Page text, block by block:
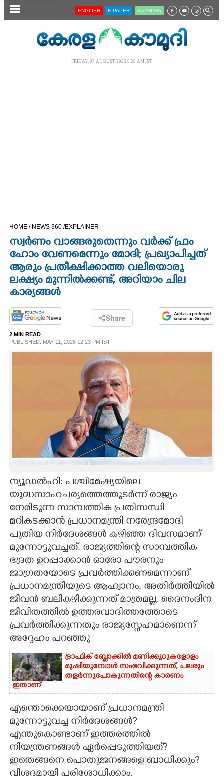
SECTIONS
OPINION
PHOTOS
LIFESTYLE
CARTOONS
LITERATURE
ZOOM
CONTACT US
ENGLISH E-PAPER KĀZHCHA
FRIDAY, 07 AUGUST 2026 9.58 AM IST
HOME / NEWS 360 /EXPLAINER
സ്വർണം വാങ്ങരുതെന്നും വർക്ക് ഫ്രം
ഹോം വേണമെന്നും മോദി; പ്രഖ്യാപിച്ചത്
ആരും പ്രതീക്ഷിക്കാത്ത വലിയൊരു
ലക്ഷ്യം മുന്നിൽക്കണ്ട്, അറിയാം ചില
കാര്യങ്ങൾ
Share
2 MIN READ
PUBLISHED: MAY 11, 2026 12:23 PM IST
ന്യൂഡൽഹി: പശ്ചിമേഷ്യയിലെ
യുദ്ധസാഹചര്യത്തെത്തുടർന്ന് രാജ്യം
നേരിടുന്ന സാമ്പത്തിക പ്രതിസന്ധി
മറികടക്കാൻ പ്രധാനമന്ത്രി നരേന്ദ്രമോദി
പുതിയ നിർദേശങ്ങൾ കഴിഞ്ഞ ദിവസമാണ്
മുന്നോട്ടുവച്ചത്. രാജ്യത്തിന്റെ സാമ്പത്തിക
ഭദ്രത ഉറപ്പാക്കാൻ ഓരോ പൗരനും
ജാഗ്രതയോടെ പ്രവർത്തിക്കണമെന്നാണ്
പ്രധാനമന്ത്രിയുടെ ആഹ്വാനം. അതിർത്തിയിൽ
ജീവൻ ബലികഴിക്കുന്നത് മാത്രമല്ല, ദൈനംദിന
ജീവിതത്തിൽ ഉത്തരവാദിത്തത്തോടെ
പ്രവർത്തിക്കുന്നതും രാജ്യസ്നേഹമാണെന്ന്
അദ്ദേഹം പറഞ്ഞു
ട്രാഫിക് ബ്ലോക്കിൽ മണിക്കൂറുകളോളം
മുഷിയുമ്പോൾ സംഭവിക്കുന്നത്, പലരും
തളർന്നുപോകുന്നതിന്റെ കാരണം
ഇതാണ്
എന്തൊക്കെയായാണ് പ്രധാനമന്ത്രി
മുന്നോട്ടുവച്ച നിർദേശങ്ങൾ?
എന്തുകൊണ്ടാണ് ഇത്തരത്തിൽ
നിയന്ത്രണങ്ങൾ ഏർപ്പെടുത്തിയത്?
ഇതെങ്ങനെ പൊതുജനങ്ങളെ ബാധിക്കും?
വിശദമായി പരിശോധിക്കാം.